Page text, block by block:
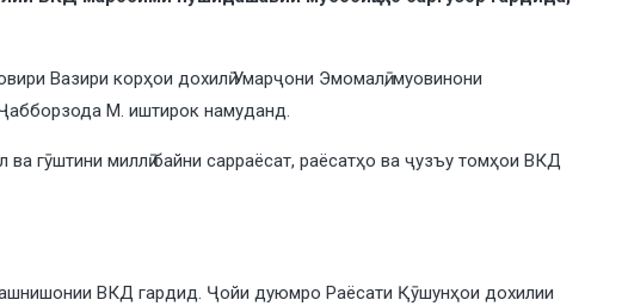
Вазири корҳои дохилӣ Умарҷони Эмомалӣ, муовинони
М. иштирок намуданд.
гӯштини миллӣ байни сарраёсат, раёсатҳо ва ҷузъу томҳои ВКД
ВКД гардид. Ҷойи дуюмро Раёсати Қӯшунҳои дохилии